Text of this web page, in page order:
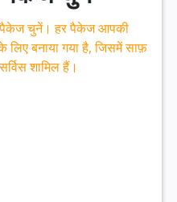
पैकेज चुनें। हर पैकेज आपकी
लिए बनाया गया है, जिसमें साफ़
शामिल हैं।